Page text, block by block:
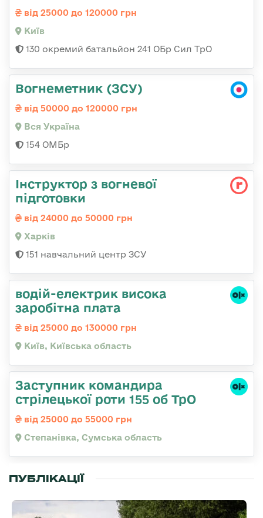
від 25000 до 120000 грн
Київ
130 окремий батальйон 241 ОБр Сил ТрО
Вогнеметник (ЗСУ)
від 50000 до 120000 грн
Вся Україна
154 ОМБр
Інструктор з вогневої
підготовки
від 24000 до 50000 грн
Харків
151 навчальний центр ЗСУ
водій-електрик висока
заробітна плата
від 25000 до 130000 грн
Київ, Київська область
Заступник командира
стрілецької роти 155 об ТрО
від 25000 до 55000 грн
Степанівка, Сумська область
ПУБЛІКАЦІЇ